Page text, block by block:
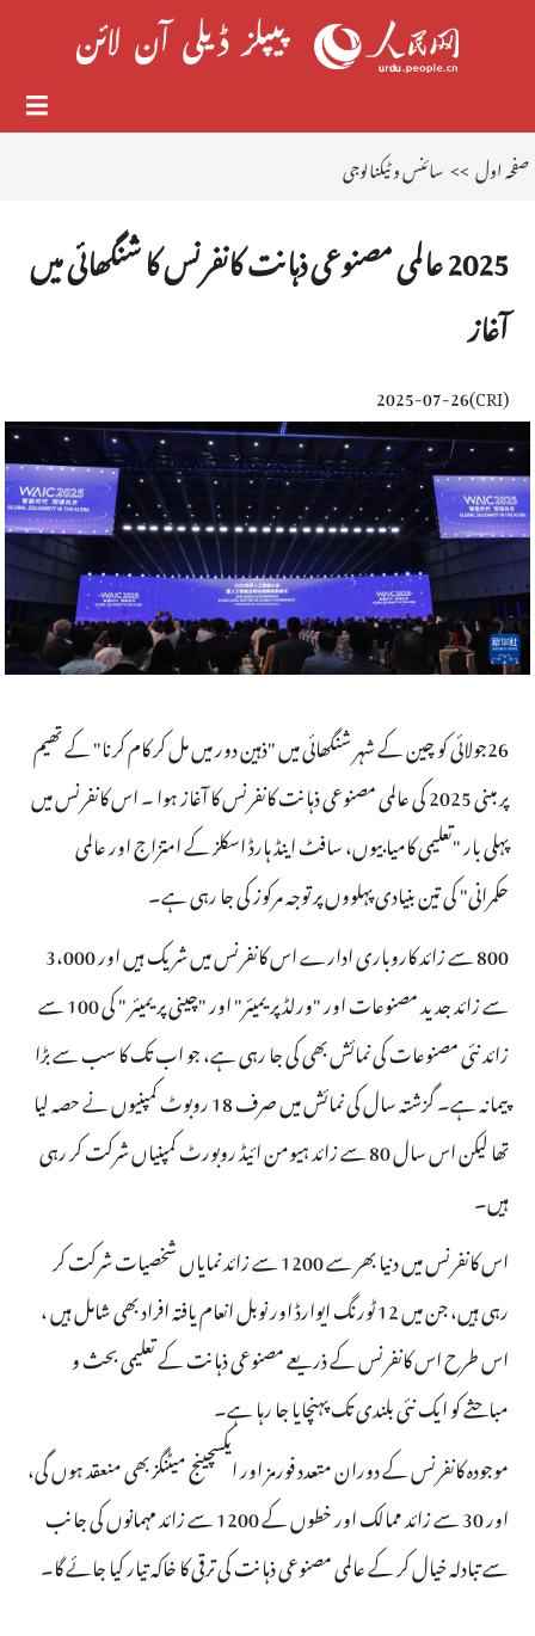
صفحہ اول>> سائنس و ٹیکنالوجی
2025 عالمی مصنوعی ذہانت کانفرنس کا شنگھائی میں
آغاز
(
CRI
)
2025-07-26
26جولائی کو چین کے شہر شنگھائی میں "ذہین دور میں مل کر کام کرنا" کے تھیم
پر مبنی 2025 کی عالمی مصنوعی ذہانت کانفرنس کا آغاز ہوا ۔ اس کانفرنس میں
پہلی بار "تعلیمی کامیابیوں، سافٹ اینڈ ہارڈ اسکلز کے امتزاج اور عالمی
حکمرانی" کی تین بنیادی پہلووں پر توجہ مرکوز کی جا رہی ہے۔
800 سے زائد کاروباری ادارے اس کانفرنس میں شریک ہیں اور 3،000
سے زائد جدید مصنوعات اور "ورلڈ پریمیئر" اور "چینی پریمیئر " کی 100 سے
زائد نئی مصنوعات کی نمائش بھی کی جا رہی ہے، جو اب تک کا سب سے بڑا
پیمانہ ہے۔ گزشتہ سال کی نمائش میں صرف 18 روبوٹ کمپنیوں نے حصہ لیا
تھا لیکن اس سال 80 سے زائد ہیومن ائیڈ روبورٹ کمپنیاں شرکت کر رہی
ہیں۔
اس کانفرنس میں دنیا بھر سے 1200 سے زائد نمایاں شخصیات شرکت کر
رہی ہیں، جن میں 12 ٹورنگ ایوارڈ اور نوبل انعام یافتہ افراد بھی شامل ہیں ،
اس طرح اس کانفرنس کے ذریعے مصنوعی ذہانت کے تعلیمی بحث و
مباحثے کو ایک نئی بلندی تک پہنچایا جا رہا ہے۔
موجودہ کانفرنس کے دوران متعدد فورمز اور ایکسچینج میٹنگز بھی منعقد ہوں گی،
اور 30 سے زائد ممالک اور خطوں کے 1200 سے زائد مہمانوں کی جانب
سے تبادلہ خیال کر کے عالمی مصنوعی ذہانت کی ترقی کا خاکہ تیار کیا جائے گا۔